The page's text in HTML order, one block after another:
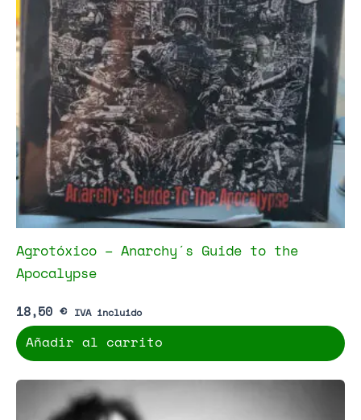
Agrotóxico – Anarchy´s Guide to the
Apocalypse
18,50 € IVA incluido
Añadir al carrito